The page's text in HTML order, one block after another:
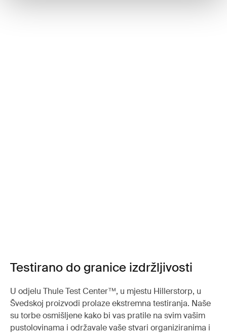
Testirano do granice izdržljivosti
U odjelu Thule Test Center™, u mjestu Hillerstorp, u
Švedskoj proizvodi prolaze ekstremna testiranja. Naše
su torbe osmišljene kako bi vas pratile na svim vašim
pustolovinama i održavale vaše stvari organiziranima i